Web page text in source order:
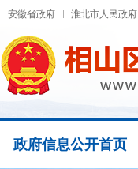
安徽省政府 淮北市人民政府
政府信息公开首页